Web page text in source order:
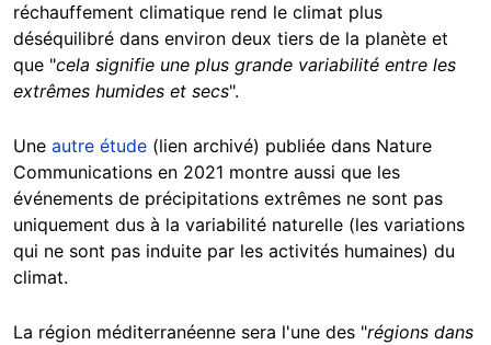
réchauffement climatique rend le climat plus
déséquilibré dans environ deux tiers de la planète et
que "cela signifie une plus grande variabilité entre les
extrêmes humides et secs".
Une autre étude (lien archivé) publiée dans Nature
Communications en 2021 montre aussi que les
événements de précipitations extrêmes ne sont pas
uniquement dus à la variabilité naturelle (les variations
qui ne sont pas induite par les activités humaines) du
climat.
La région méditerranéenne sera l'une des "régions dans